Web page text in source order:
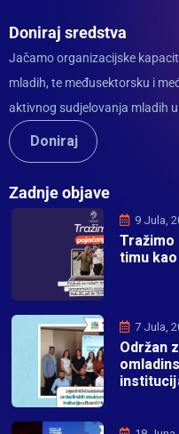
Doniraj sredstva
Jačamo organizacijske
mladih, te međusektorsku i
aktivnog sudjelovanja mladih
Doniraj
Zadnje objave
9 Jula,
Tražimo
timu
7 Jula,
Održan